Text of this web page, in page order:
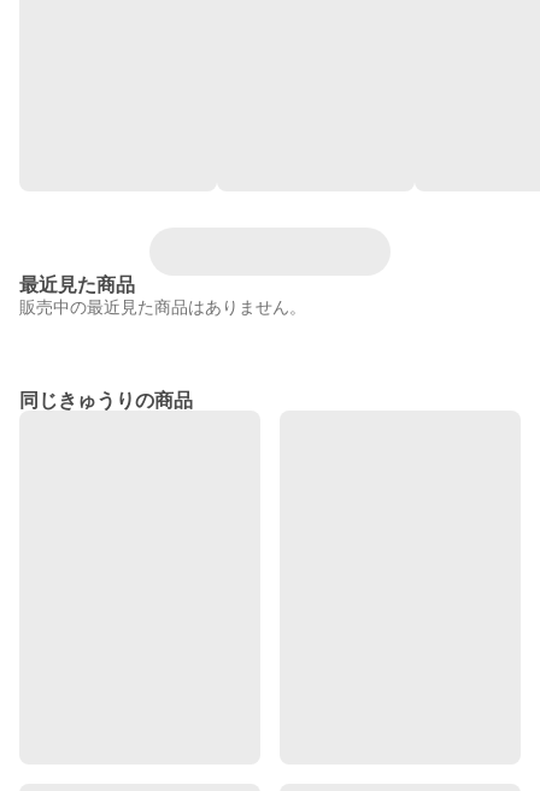
最近見た商品
販売中の最近見た商品はありません。
同じきゅうりの商品